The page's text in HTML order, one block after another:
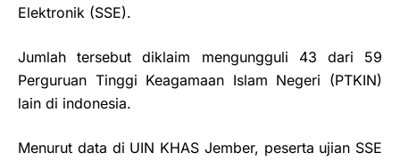
Elektronik (SSE).
Jumlah tersebut diklaim mengungguli 43 dari 59
Perguruan Tinggi Keagamaan Islam Negeri (PTKIN)
lain di indonesia.
Menurut data di UIN KHAS Jember, peserta ujian SSE